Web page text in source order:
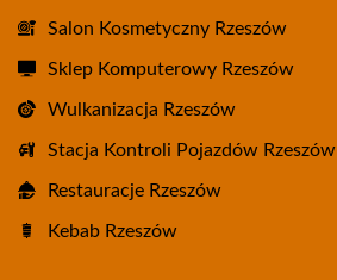
Salon Kosmetyczny Rzeszów
Sklep Komputerowy Rzeszów
Wulkanizacja Rzeszów
Stacja Kontroli Pojazdów Rzeszów
Restauracje Rzeszów
Kebab Rzeszów